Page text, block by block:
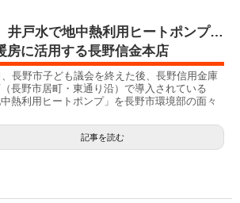
井戸水で地中熱利用ヒートポンプ…
房に活用する長野信金本店
長野市子ども議会を終えた後、長野信用金庫
長野市居町・東通り沿）で導入されている
中熱利用ヒートポンプ」を長野市環境部の面々
記事を読む